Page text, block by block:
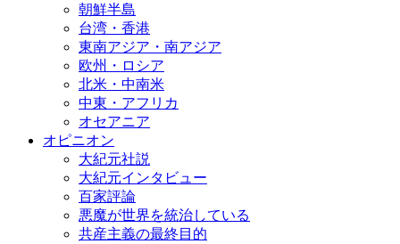
朝鮮半島
台湾・香港
東南アジア・南アジア
欧州・ロシア
北米・中南米
中東・アフリカ
オセアニア
オピニオン
大紀元社説
大紀元インタビュー
百家評論
悪魔が世界を統治している
共産主義の最終目的